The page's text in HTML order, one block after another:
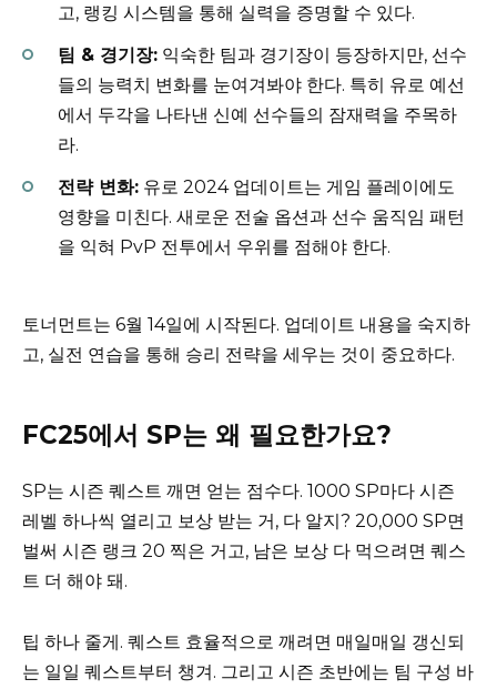
고, 랭킹 시스템을 통해 실력을 증명할 수 있다.
팀 & 경기장: 익숙한 팀과 경기장이 등장하지만, 선수
들의 능력치 변화를 눈여겨봐야 한다. 특히 유로 예선
에서 두각을 나타낸 신예 선수들의 잠재력을 주목하
라.
전략 변화: 유로 2024 업데이트는 게임 플레이에도
영향을 미친다. 새로운 전술 옵션과 선수 움직임 패턴
을 익혀 PvP 전투에서 우위를 점해야 한다.
토너먼트는 6월 14일에 시작된다. 업데이트 내용을 숙지하
고, 실전 연습을 통해 승리 전략을 세우는 것이 중요하다.
FC25에서 SP는 왜 필요한가요?
SP는 시즌 퀘스트 깨면 얻는 점수다. 1000 SP마다 시즌
레벨 하나씩 열리고 보상 받는 거, 다 알지? 20,000 SP면
벌써 시즌 랭크 20 찍은 거고, 남은 보상 다 먹으려면 퀘스
트 더 해야 돼.
팁 하나 줄게. 퀘스트 효율적으로 깨려면 매일매일 갱신되
는 일일 퀘스트부터 챙겨. 그리고 시즌 초반에는 팀 구성 바